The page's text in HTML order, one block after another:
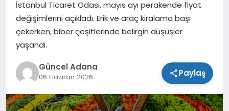
SPOR
TEKNOLOJI
İstanbul Ticaret Odası, mayıs ayı perakende fiyat
değişimlerini açıkladı. Erik ve araç kiralama başı
çekerken, biber çeşitlerinde belirgin düşüşler
yaşandı.
Güncel Adana
06 Haziran 2026 Paylaş